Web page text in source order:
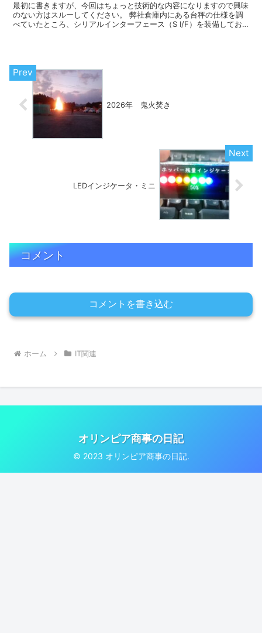
最初に書きますが、今回はちょっと技術的な内容になりますので興味
のない方はスルーしてください。 弊社倉庫内にある台秤の仕様を調
べていたところ、シリアルインターフェース（S I/F）を装備してお
2026年 鬼火焚き
LEDインジケータ・ミニ
コメント
コメントを書き込む
ホーム IT関連
オリンピア商事の日記
© 2023 オリンピア商事の日記.